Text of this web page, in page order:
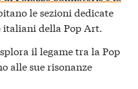
le sezioni dedicate
della Pop Art.
il legame tra la Pop
alle sue risonanze